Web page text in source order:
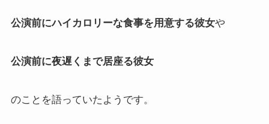
公演前にハイカロリーな食事を用意する彼女や
公演前に夜遅くまで居座る彼女
のことを語っていたようです。